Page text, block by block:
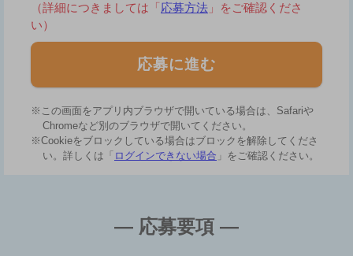
（詳細につきましては「応募方法 」をご確認くださ
い）
応募に進む
※この画面をアプリ内ブラウザで開いている場合は、Safariや
Chromeなど別のブラウザで開いてください。
※Cookieをブロックしている場合はブロックを解除してくださ
い。詳しくは「 ログインできない場合 」をご確認ください。
― 応募要項 ―